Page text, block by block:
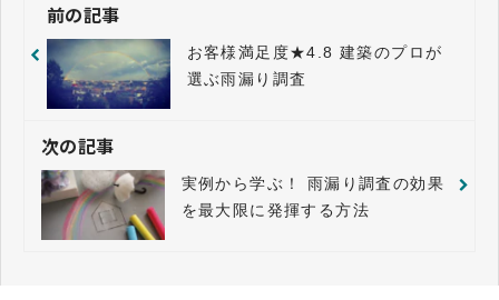
前の記事
お客様満足度★4.8 建築のプロが
選ぶ雨漏り調査
次の記事
実例から学ぶ！ 雨漏り調査の効果
を最大限に発揮する方法